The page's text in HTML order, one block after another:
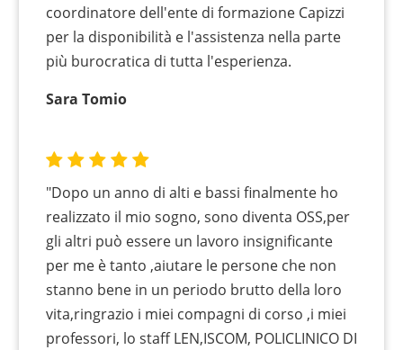
coordinatore dell'ente di formazione Capizzi
per la disponibilità e l'assistenza nella parte
più burocratica di tutta l'esperienza.
Sara Tomio
"Dopo un anno di alti e bassi finalmente ho
realizzato il mio sogno, sono diventa OSS,per
gli altri può essere un lavoro insignificante
per me è tanto ,aiutare le persone che non
stanno bene in un periodo brutto della loro
vita,ringrazio i miei compagni di corso ,i miei
professori, lo staff LEN,ISCOM, POLICLINICO DI